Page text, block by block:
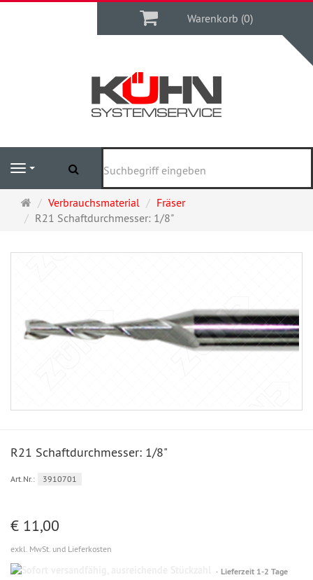
Warenkorb
Warenkorb (0)
Navigation Suchen
Startseite
Verbrauchsmaterial
Fräser
R21 Schaftdurchmesser: 1/8"
R21 Schaftdurchmesser: 1/8"
Art.Nr.: 3910701
€ 11,00
exkl. MwSt. und Lieferkosten
Sofort
Lieferzeit 1-2 Tage